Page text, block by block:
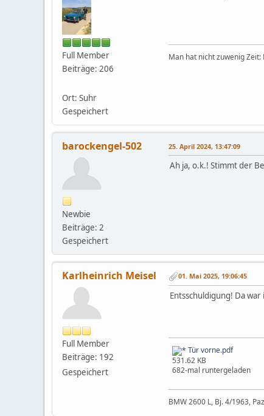
Full Member
Beiträge: 206
Ort: Suhr
Gespeichert
Man hat nicht zuwenig
barockengel-502
Newbie
Beiträge: 2
Gespeichert
25. April 2024, 13:47:09
Ah ja, o.k.! Stimmt der
Karlheinrich Meisel
Full Member
Beiträge: 192
Gespeichert
01. Mai 2025, 19:06:45
Entsschuldigung! Da
Tür vorne.pdf
531.62 KB
682-mal runtergeladen
BMW 2600 L, Bj. 4/1963,